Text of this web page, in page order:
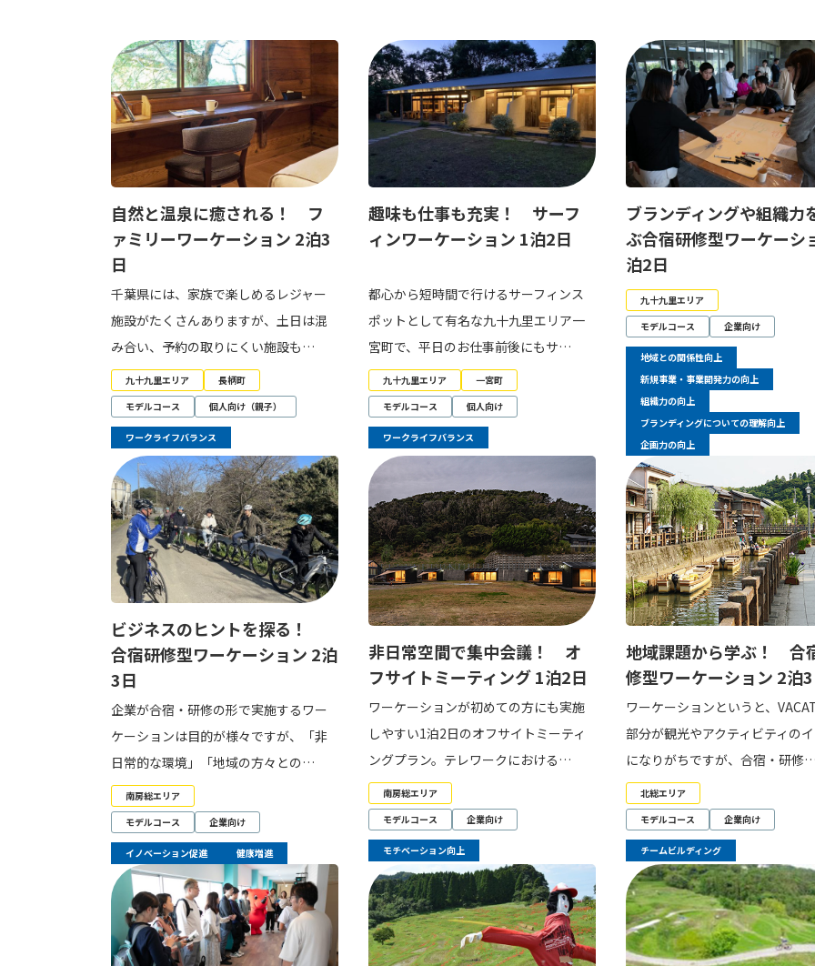
自然と温泉に癒される！ フ
ァミリーワーケーション 2泊3
日
千葉県には、家族で楽しめるレジャー
施設がたくさんありますが、土日は混
み合い、予約の取りにくい施設も…
九十九里エリア
長柄町
モデルコース
個人向け（親子）
ワークライフバランス
趣味も仕事も充実！ サーフ
ィンワーケーション 1泊2日
都心から短時間で行けるサーフィンス
ポットとして有名な九十九里エリア一
宮町で、平日のお仕事前後にもサ…
九十九里エリア
一宮町
モデルコース
個人向け
ワークライフバランス
ブランディングや組織力
ぶ合宿研修型ワーケーシ
泊2日
九十九里エリア
モデルコース
企業向け
地域との関係性向上
新規事業・事業開発力の向上
組織力の向上
ブランディングについての理解向上
企画力の向上
ビジネスのヒントを探る！
合宿研修型ワーケーション 2泊
3日
企業が合宿・研修の形で実施するワー
ケーションは目的が様々ですが、「非
日常的な環境」「地域の方々との…
南房総エリア
モデルコース
企業向け
イノベーション促進 健康増進
非日常空間で集中会議！ オ
フサイトミーティング 1泊2日
ワーケーションが初めての方にも実施
しやすい1泊2日のオフサイトミーティ
ングプラン。テレワークにおける…
南房総エリア
モデルコース
企業向け
モチベーション向上
地域課題から学ぶ！ 合
修型ワーケーション 2泊
ワーケーションというと、
部分が観光やアクティビティの
になりがちですが、合宿・研修
北総エリア
モデルコース
企業向け
チームビルディング